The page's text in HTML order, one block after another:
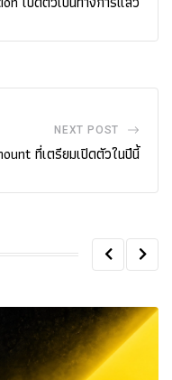
NEXT POST
ที่เตรียมเปิดตัวในปีนี้